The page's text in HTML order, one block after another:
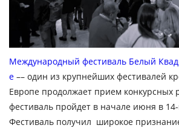
Международный фестиваль Белый
e –– один из крупнейших фестивалей
Европе продолжает прием конкурсных
фестиваль пройдет в начале июня в
Фестиваль получил широкое